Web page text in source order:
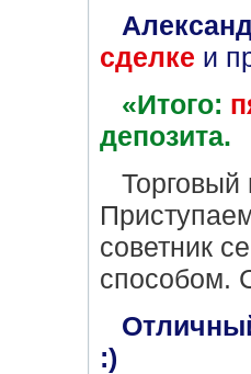
сделке и
«Итого:
депозита.
советник
способом.
:)